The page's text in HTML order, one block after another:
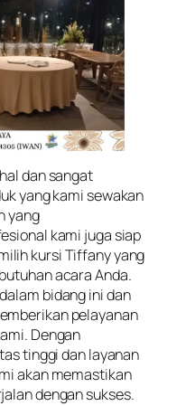
dan sangat
yang kami sewakan
yang
kami juga siap
kursi Tiffany yang
acara Anda.
bidang ini dan
pelayanan
Dengan
tinggi dan layanan
akan memastikan
dengan sukses.